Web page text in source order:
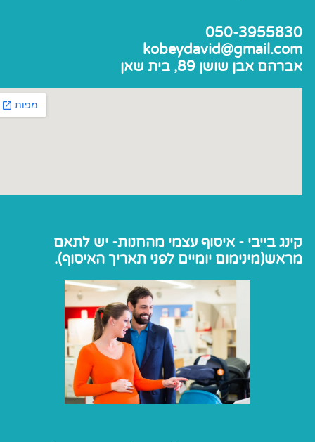
050-3955830
kobeydavid@gmail.com
אברהם אבן שושן 89, בית שאן
קינג בייבי - איסוף עצמי מהחנות- יש לתאם
מראש(מינימום יומיים לפני תאריך האיסוף).